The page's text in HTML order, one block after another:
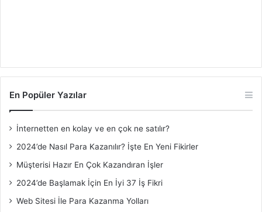
En Popüler Yazılar
İnternetten en kolay ve en çok ne satılır?
2024’de Nasıl Para Kazanılır? İşte En Yeni Fikirler
Müşterisi Hazır En Çok Kazandıran İşler
2024’de Başlamak İçin En İyi 37 İş Fikri
Web Sitesi İle Para Kazanma Yolları